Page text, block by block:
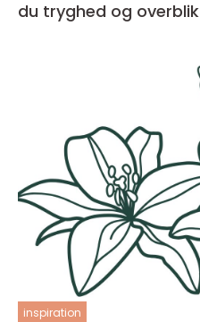
du tryghed og overblik
inspiration